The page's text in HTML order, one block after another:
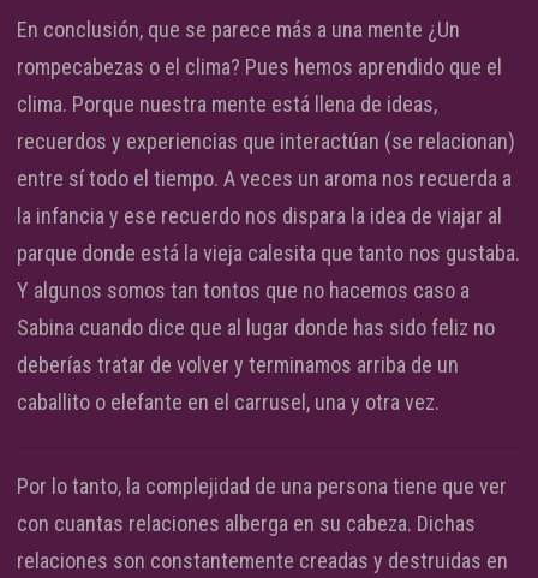
En conclusión, que se parece más a una mente ¿Un
rompecabezas o el clima? Pues hemos aprendido que el
clima. Porque nuestra mente está llena de ideas,
recuerdos y experiencias que interactúan (se relacionan)
entre sí todo el tiempo. A veces un aroma nos recuerda a
la infancia y ese recuerdo nos dispara la idea de viajar al
parque donde está la vieja calesita que tanto nos gustaba.
Y algunos somos tan tontos que no hacemos caso a
Sabina cuando dice que al lugar donde has sido feliz no
deberías tratar de volver y terminamos arriba de un
caballito o elefante en el carrusel, una y otra vez.
Por lo tanto, la complejidad de una persona tiene que ver
con cuantas relaciones alberga en su cabeza. Dichas
relaciones son constantemente creadas y destruidas en